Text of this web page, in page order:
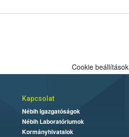
Cookie beállítások
Kapcsolat
Nébih Igazgatóságok
Nébih Laboratóriumok
Kormányhivatalok